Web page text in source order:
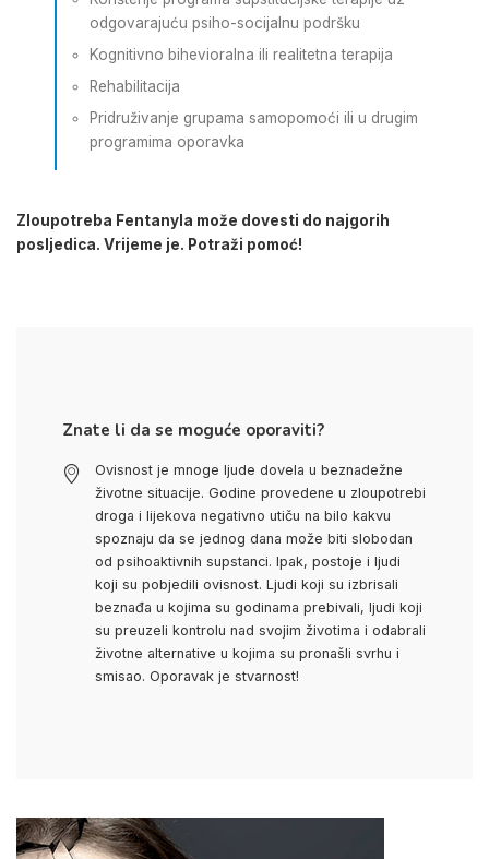
odgovarajuću psiho-socijalnu podršku
Kognitivno bihevioralna ili realitetna terapija
Rehabilitacija
Pridruživanje grupama samopomoći ili u drugim
programima oporavka
Zloupotreba Fentanyla može dovesti do najgorih
posljedica. Vrijeme je. Potraži pomoć!
Znate li da se moguće oporaviti?
Ovisnost je mnoge ljude dovela u beznadežne
životne situacije. Godine provedene u zloupotrebi
droga i lijekova negativno utiču na bilo kakvu
spoznaju da se jednog dana može biti slobodan
od psihoaktivnih supstanci. Ipak, postoje i ljudi
koji su pobjedili ovisnost. Ljudi koji su izbrisali
beznađa u kojima su godinama prebivali, ljudi koji
su preuzeli kontrolu nad svojim životima i odabrali
životne alternative u kojima su pronašli svrhu i
smisao. Oporavak je stvarnost!